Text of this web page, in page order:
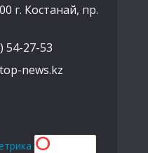
г. Костанай, пр.
54-27-53
news.kz